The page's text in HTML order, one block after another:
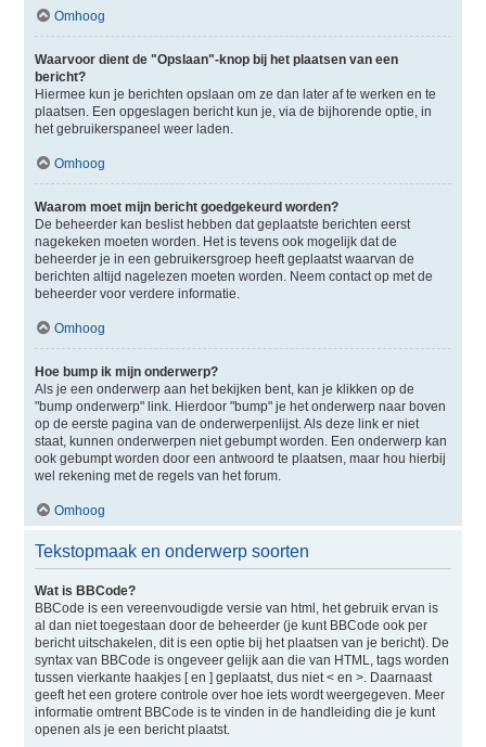
Omhoog
Waarvoor dient de "Opslaan"-knop bij het plaatsen van een
bericht?
Hiermee kun je berichten opslaan om ze dan later af te werken en te
plaatsen. Een opgeslagen bericht kun je, via de bijhorende optie, in
het gebruikerspaneel weer laden.
Omhoog
Waarom moet mijn bericht goedgekeurd worden?
De beheerder kan beslist hebben dat geplaatste berichten eerst
nagekeken moeten worden. Het is tevens ook mogelijk dat de
beheerder je in een gebruikersgroep heeft geplaatst waarvan de
berichten altijd nagelezen moeten worden. Neem contact op met de
beheerder voor verdere informatie.
Omhoog
Hoe bump ik mijn onderwerp?
Als je een onderwerp aan het bekijken bent, kan je klikken op de
"bump onderwerp" link. Hierdoor "bump" je het onderwerp naar boven
op de eerste pagina van de onderwerpenlijst. Als deze link er niet
staat, kunnen onderwerpen niet gebumpt worden. Een onderwerp kan
ook gebumpt worden door een antwoord te plaatsen, maar hou hierbij
wel rekening met de regels van het forum.
Omhoog
Tekstopmaak en onderwerp soorten
Wat is BBCode?
BBCode is een vereenvoudigde versie van html, het gebruik ervan is
al dan niet toegestaan door de beheerder (je kunt BBCode ook per
bericht uitschakelen, dit is een optie bij het plaatsen van je bericht). De
syntax van BBCode is ongeveer gelijk aan die van HTML, tags worden
tussen vierkante haakjes [ en ] geplaatst, dus niet < en >. Daarnaast
geeft het een grotere controle over hoe iets wordt weergegeven. Meer
informatie omtrent BBCode is te vinden in de handleiding die je kunt
openen als je een bericht plaatst.